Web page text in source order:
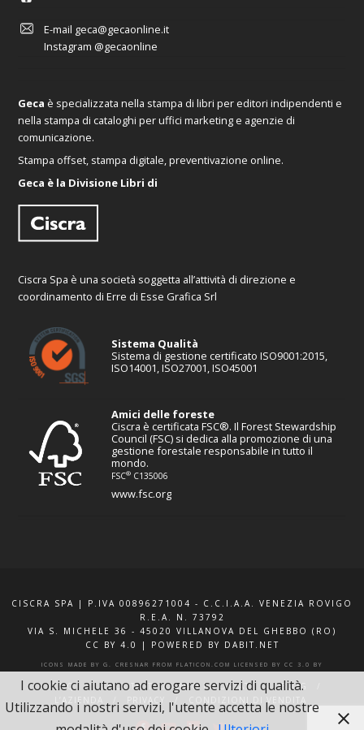
E-mail geca@gecaonline.it
Instagram @gecaonline
Geca è specializzata nella stampa di libri per editori indipendenti e
nella stampa di cataloghi per uffici marketing e agenzie di
comunicazione.
Stampa offset, stampa digitale, preventivazione online.
Geca è la Divisione Libri di
Ciscra Spa è una società soggetta all’attività di direzione e
coordinamento di Erre di Esse Grafica Srl
Sistema Qualità
Sistema di gestione certificato ISO9001:2015,
ISO14001, ISO27001, ISO45001
Amici delle foreste
Ciscra è certificata FSC®. Il Forest Stewardship
Council (FSC) si dedica alla promozione di una
gestione forestale responsabile in tutto il
mondo.
FSC® C135006
www.fsc.org
CISCRA SPA | P.IVA 00896271004 - C.C.I.A.A. VENEZIA ROVIGO
R.E.A. N. 73792
VIA S. MICHELE 36 - 45020 VILLANOVA DEL GHEBBO (RO)
CC BY 4.0
| POWERED BY DABIT.NET
ICONS MADE BY G. CRESNAR FROM FLATICON.COM LICENSED BY CC 3.0 BY
F.A.Q. XQUOTE.IT INFO E CONTATTI
BLOG
L’AZIENDA
PRIVACY CONDIZIONI DI VENDITA
I cookie ci aiutano ad erogare servizi di qualità.
Utilizzando i nostri servizi, l'utente accetta le nostre